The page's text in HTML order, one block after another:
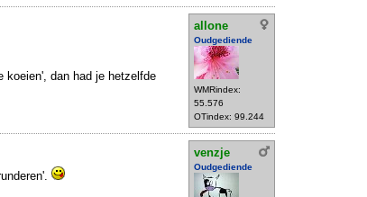
allone
Oudgediende
WMRindex:
55.576
OTindex: 99.244
koeien', dan had je hetzelfde
venzje
Oudgediende